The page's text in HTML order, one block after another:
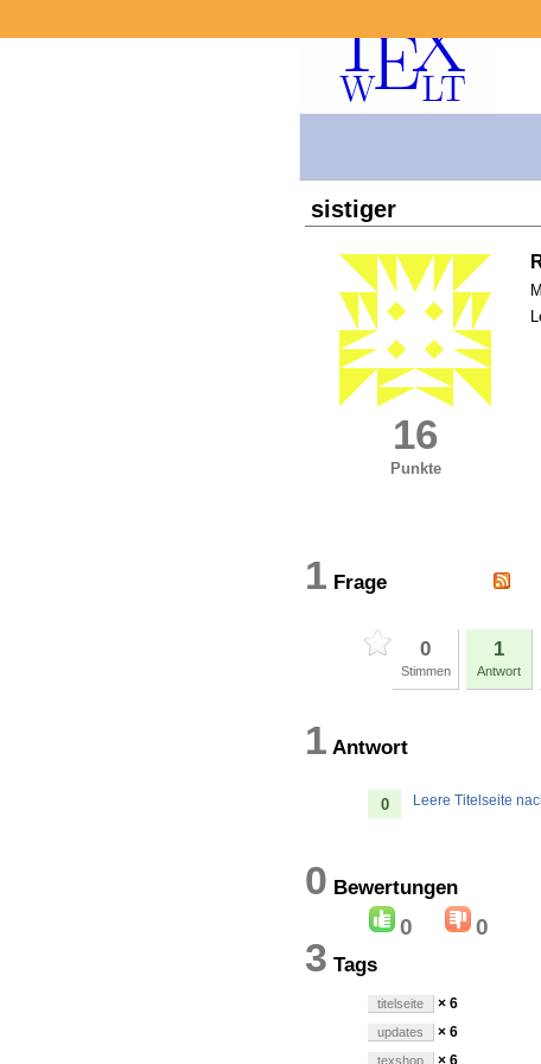
sistiger
16
Punkte
1 Frage
0
Stimmen
1
Antwort
1 Antwort
0 Leere Titelseite
0
0 0
3 Tags
titelseite × 6
updates × 6
texshop